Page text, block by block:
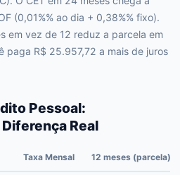
(0,01%% ao dia + 0,38%% fixo).
em vez de 12 reduz a parcela em
paga R$ 25.957,72 a mais de juros
Pessoal:
Real
Taxa Mensal 12 meses (parcela)